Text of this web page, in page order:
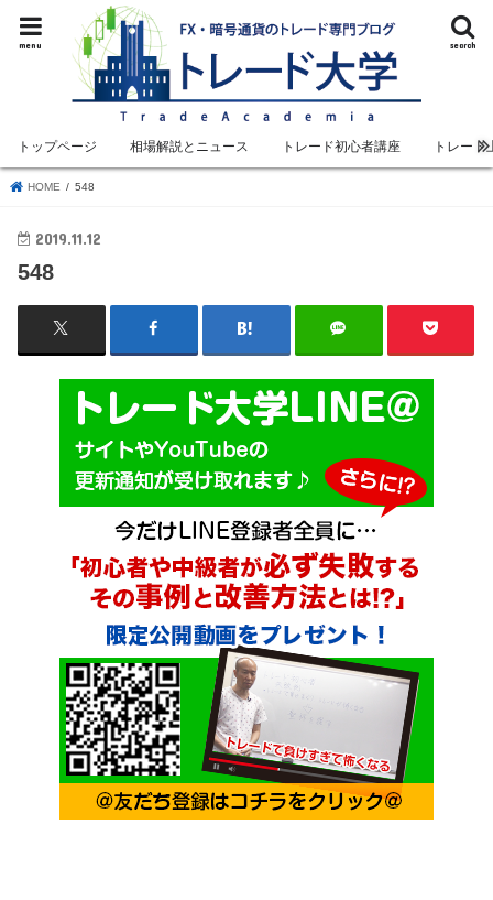
search
menu
トップページ 相場解説とニュース トレード初心者講座 トレード
HOME 548
2019.11.12
548